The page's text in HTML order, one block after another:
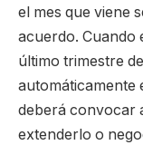
el mes que viene
acuerdo. Cuando
último trimestre
automáticamente
deberá convocar
extenderlo o